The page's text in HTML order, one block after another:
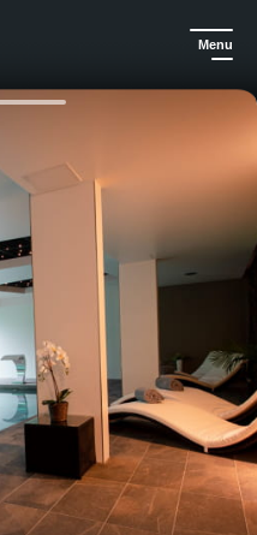
Menu
Geschenkset Escale Bien-Être et Détente- Hôtel-restaurant et Spa *** Europe Haguenau